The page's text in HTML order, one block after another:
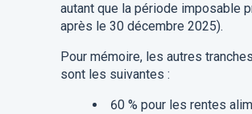
autant que la période imposable
après le 30 décembre 2025).
Pour mémoire, les autres
sont les suivantes :
60 % pour les rentes